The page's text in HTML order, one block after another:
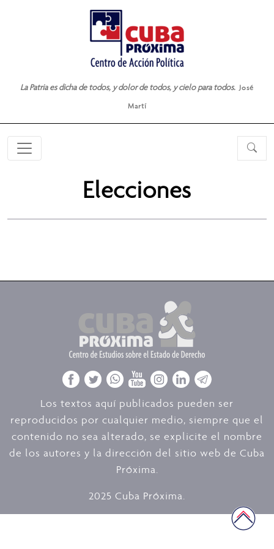
La Patria es dicha de todos, y dolor de todos, y cielo para todos. José
Martí
Elecciones
Los textos aquí publicados pueden ser
reproducidos por cualquier medio, siempre que el
contenido no sea alterado, se explicite el nombre
de los autores y la dirección del sitio web de Cuba
Próxima.
2025 Cuba Próxima.